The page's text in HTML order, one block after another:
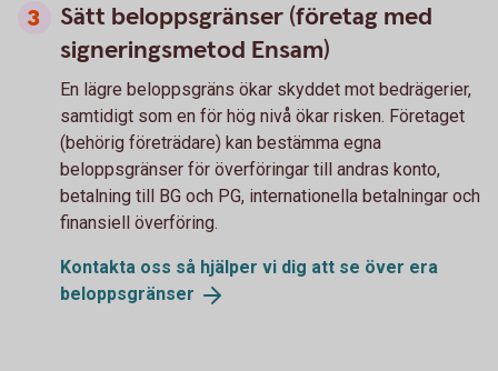
Sätt beloppsgränser (företag med
signeringsmetod Ensam)
En lägre beloppsgräns ökar skyddet mot bedrägerier,
samtidigt som en för hög nivå ökar risken. Företaget
(behörig företrädare) kan bestämma egna
beloppsgränser för överföringar till andras konto,
betalning till BG och PG, internationella betalningar och
finansiell överföring.
Kontakta oss så hjälper vi dig att se över era
beloppsgränser